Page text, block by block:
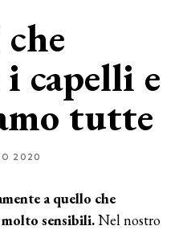
capelli e
tutte
2020
a quello che
sensibili.Nel nostro